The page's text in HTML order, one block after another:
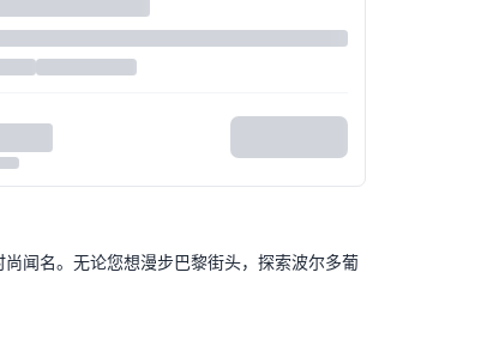
闻名。无论您想漫步巴黎街头，探索波尔多葡